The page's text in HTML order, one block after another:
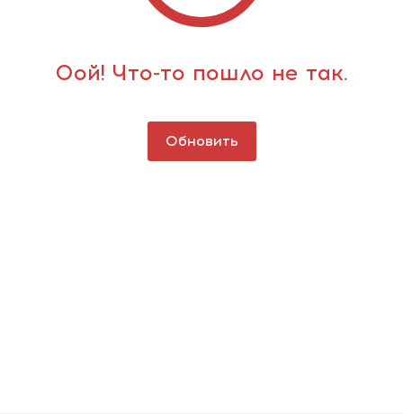
Оой! Что-то пошло не так.
Обновить